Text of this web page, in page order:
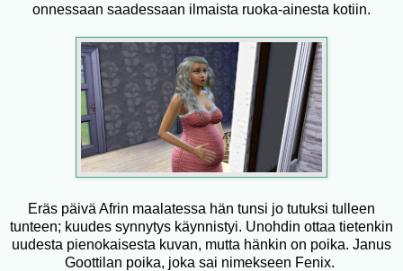
onnessaan saadessaan ilmaista ruoka-ainesta kotiin.
Eräs päivä Afrin maalatessa hän tunsi jo tutuksi tulleen
tunteen; kuudes synnytys käynnistyi. Unohdin ottaa tietenkin
uudesta pienokaisesta kuvan, mutta hänkin on poika. Janus
Goottilan poika, joka sai nimekseen Fenix.